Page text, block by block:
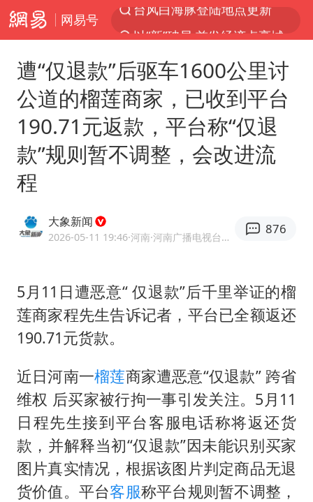
网易号
宇树科技发行价格150.80元/股
看守所辅警收受10万获刑1年
泰国一女公务员妆容引争议 本人回应
外交部发言人就广岛核爆81周年等答记者问
80后女柜员逆袭成4200亿银行副行长
吉林一“温度计大楼”读数爆表
女子利用漏洞0元薅走3000多件家电
贵州轮胎子公司获美国退税8136万
郑国霖回应去景区上班被保安拦下
奋进开新局 实干挑大梁
遭“仅退款”后驱车1600公里讨
公道的榴莲商家，已收到平台
190.71元返款，平台称“仅退
款”规则暂不调整，会改进流
程
大象新闻
2026-05-11 19:46·河南 ·河南广播电视台官方网易号
876
5月11日遭恶意“ 仅退款”后千里举证的榴
莲商家程先生告诉记者，平台已全额返还
190.71元货款。
近日河南一榴莲商家遭恶意“仅退款” 跨省
维权 后买家被行拘一事引发关注。5月11
日程先生接到平台客服电话称将返还货
款，并解释当初“仅退款”因未能识别买家
图片真实情况，根据该图片判定商品无退
货价值。平台客服称平台规则暂不调整，